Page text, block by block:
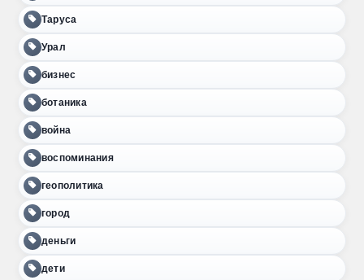
Таруса
Урал
бизнес
ботаника
война
воспоминания
геополитика
город
деньги
дети